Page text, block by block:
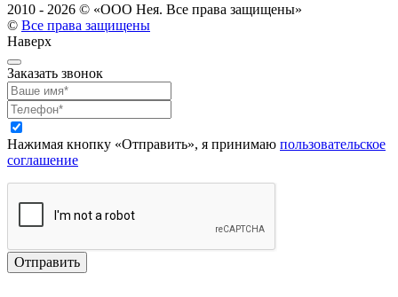
2010 - 2026 © «ООО Нея. Все права защищены»
© Все права защищены
Наверх
Заказать звонок
Нажимая кнопку «Отправить», я принимаю пользовательское
соглашение